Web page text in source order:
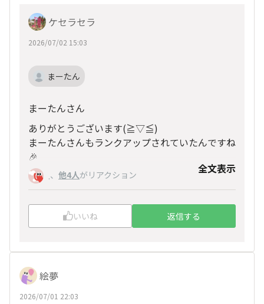
ケセラセラ
2026/07/02 15:03
まーたん
まーたんさん
ありがとうございます(≧▽≦)
まーたんさんもランクアップされていたんですね
🎉
おめでとうございます㊗
これからもよろしくお願いいたします♪
.、 他4人がリアクション 全文表示
いいね 返信する
絵夢
2026/07/01 22:03